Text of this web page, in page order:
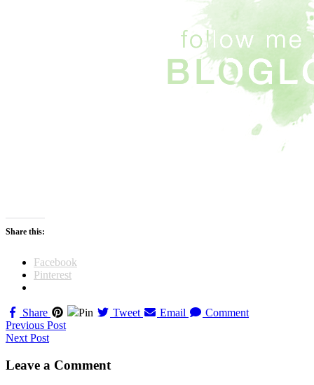
Share this:
Facebook
Pinterest
Share Pin Tweet Email Comment
Navigation
til
indlæg
Previous Post
Next Post
Leave a Comment